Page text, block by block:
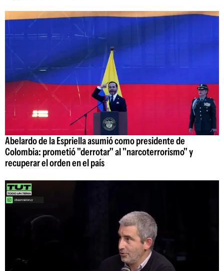
Abelardo de la Espriella asumió como presidente de
Colombia: prometió "derrotar" al "narcoterrorismo" y
recuperar el orden en el país